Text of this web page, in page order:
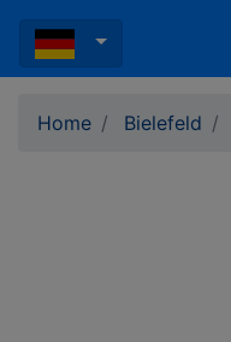
Home Bielefeld